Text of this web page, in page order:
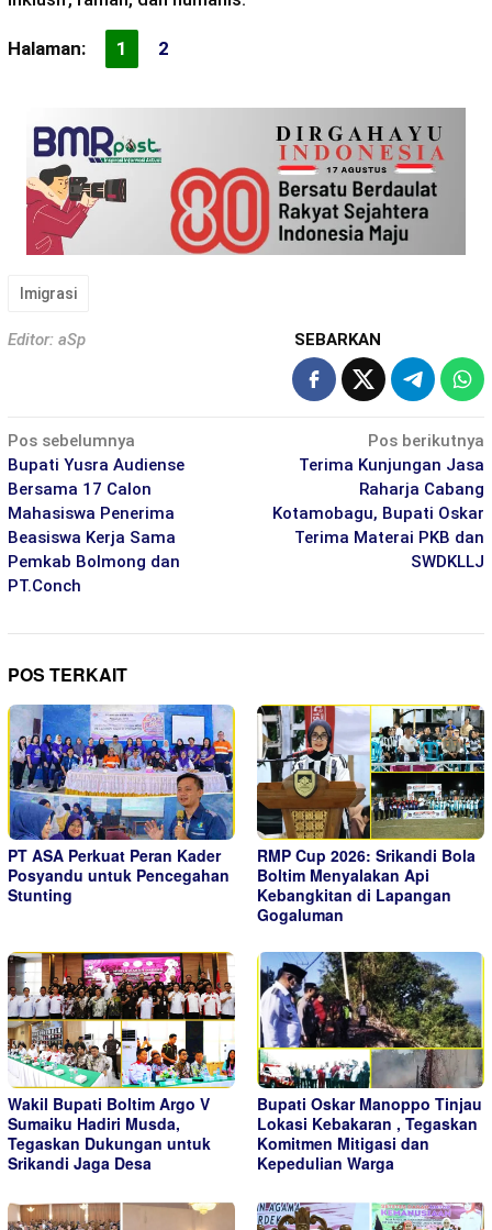
Halaman: 1 2
Imigrasi
Editor: aSp SEBARKAN
Navigasi
pos
Pos sebelumnya
Bupati Yusra Audiense
Bersama 17 Calon
Mahasiswa Penerima
Beasiswa Kerja Sama
Pemkab Bolmong dan
PT.Conch
Pos berikutnya
Terima Kunjungan Jasa
Raharja Cabang
Kotamobagu, Bupati Oskar
Terima Materai PKB dan
SWDKLLJ
POS TERKAIT
PT ASA Perkuat Peran Kader
Posyandu untuk Pencegahan
Stunting
RMP Cup 2026: Srikandi Bola
Boltim Menyalakan Api
Kebangkitan di Lapangan
Gogaluman
Wakil Bupati Boltim Argo V
Sumaiku Hadiri Musda,
Tegaskan Dukungan untuk
Srikandi Jaga Desa
Bupati Oskar Manoppo Tinjau
Lokasi Kebakaran , Tegaskan
Komitmen Mitigasi dan
Kepedulian Warga